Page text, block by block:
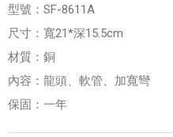
型號：SF-8611A
尺寸：寬21*深15.5cm
材質：銅
內容：龍頭、軟管、加寬彎
保固：一年